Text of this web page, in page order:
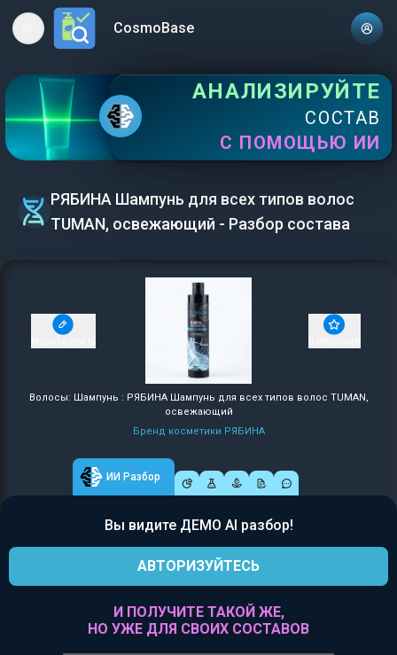
Open main menuCosmoBase
АНАЛИЗИРУЙТЕ
СОСТАВ
С ПОМОЩЬЮ ИИ
РЯБИНА Шампунь для всех типов волос
TUMAN, освежающий - Разбор состава
Волосы: Шампунь : РЯБИНА Шампунь для всех типов волос TUMAN,
освежающий
Бренд косметики РЯБИНА
ИИ Разбор
Вы видите ДЕМО AI разбор!
АВТОРИЗУЙТЕСЬ
И ПОЛУЧИТЕ ТАКОЙ ЖЕ,
НО УЖЕ ДЛЯ СВОИХ СОСТАВОВ